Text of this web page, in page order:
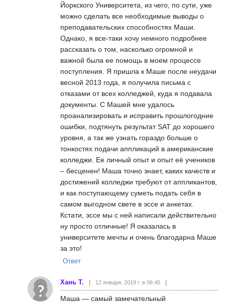
Йоркского Университета, из чего, по сути, уже
можно сделать все необходимые выводы о
преподавательских способностях Маши.
Однако, я все-таки хочу немного подробнее
рассказать о том, насколько огромной и
важной была ее помощь в моем процессе
поступления. Я пришла к Маше после неудачи
весной 2013 года, я получила письма с
отказами от всех колледжей, куда я подавала
документы. С Машей мне удалось
проанализировать и исправить прошлогодние
ошибки, подтянуть результат SAT до хорошего
уровня, а так же узнать гораздо больше о
тонкостях подачи аппликаций в американские
колледжи. Ее личный опыт и опыт её учеников
– бесценен! Маша точно знает, каких качеств и
достижений колледжи требуют от аппликантов,
и как поступающему суметь подать себя в
самом выгодном свете в эссе и анкетах.
Кстати, эссе мы с ней написали действительно
ну просто отличные! Я оказалась в
университете мечты и очень благодарна Маше
за это!
Ответ
Хань Т. 12 января, 2019 г. в 06:45
Маша — самый замечательный